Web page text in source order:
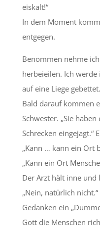
eiskalt!“
In dem Moment
entgegen.
Benommen nehme
herbeieilen. Ich
auf eine Liege gebettet.
Bald darauf kommen
Schwester. „Sie
Schrecken eingejagt.“
„Kann … kann ein Ort
„Kann ein Ort
Der Arzt hält inne
„Nein, natürlich
Gedanken ein
Gott die Menschen